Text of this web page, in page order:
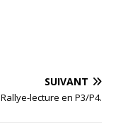
SUIVANT
Rallye-lecture en P3/P4.